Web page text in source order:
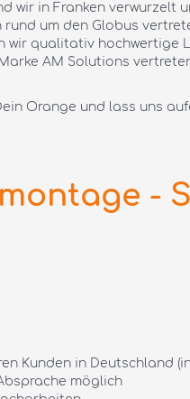
wir in Franken verwurzelt
um den Globus
wir qualitativ hochwertige
AM Solutions
Orange und lass uns
-
Kunden in Deutschland
möglich